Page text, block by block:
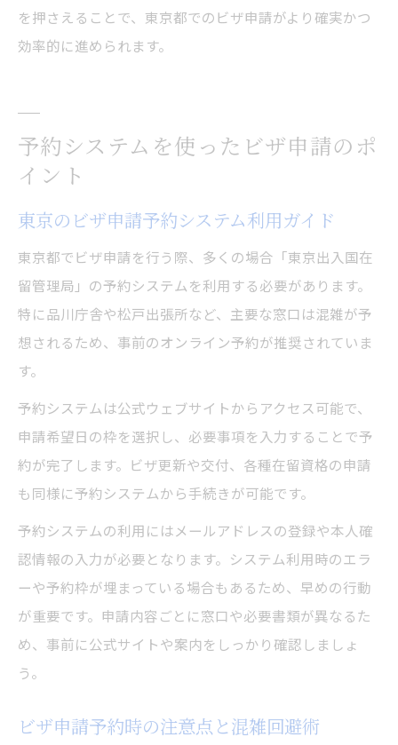
を押さえることで、東京都でのビザ申請がより確実かつ
効率的に進められます。
予約システムを使ったビザ申請のポ
イント
東京のビザ申請予約システム利用ガイド
東京都でビザ申請を行う際、多くの場合「東京出入国在
留管理局」の予約システムを利用する必要があります。
特に品川庁舎や松戸出張所など、主要な窓口は混雑が予
想されるため、事前のオンライン予約が推奨されていま
す。
予約システムは公式ウェブサイトからアクセス可能で、
申請希望日の枠を選択し、必要事項を入力することで予
約が完了します。ビザ更新や交付、各種在留資格の申請
も同様に予約システムから手続きが可能です。
予約システムの利用にはメールアドレスの登録や本人確
認情報の入力が必要となります。システム利用時のエラ
ーや予約枠が埋まっている場合もあるため、早めの行動
が重要です。申請内容ごとに窓口や必要書類が異なるた
め、事前に公式サイトや案内をしっかり確認しましょ
う。
ビザ申請予約時の注意点と混雑回避術